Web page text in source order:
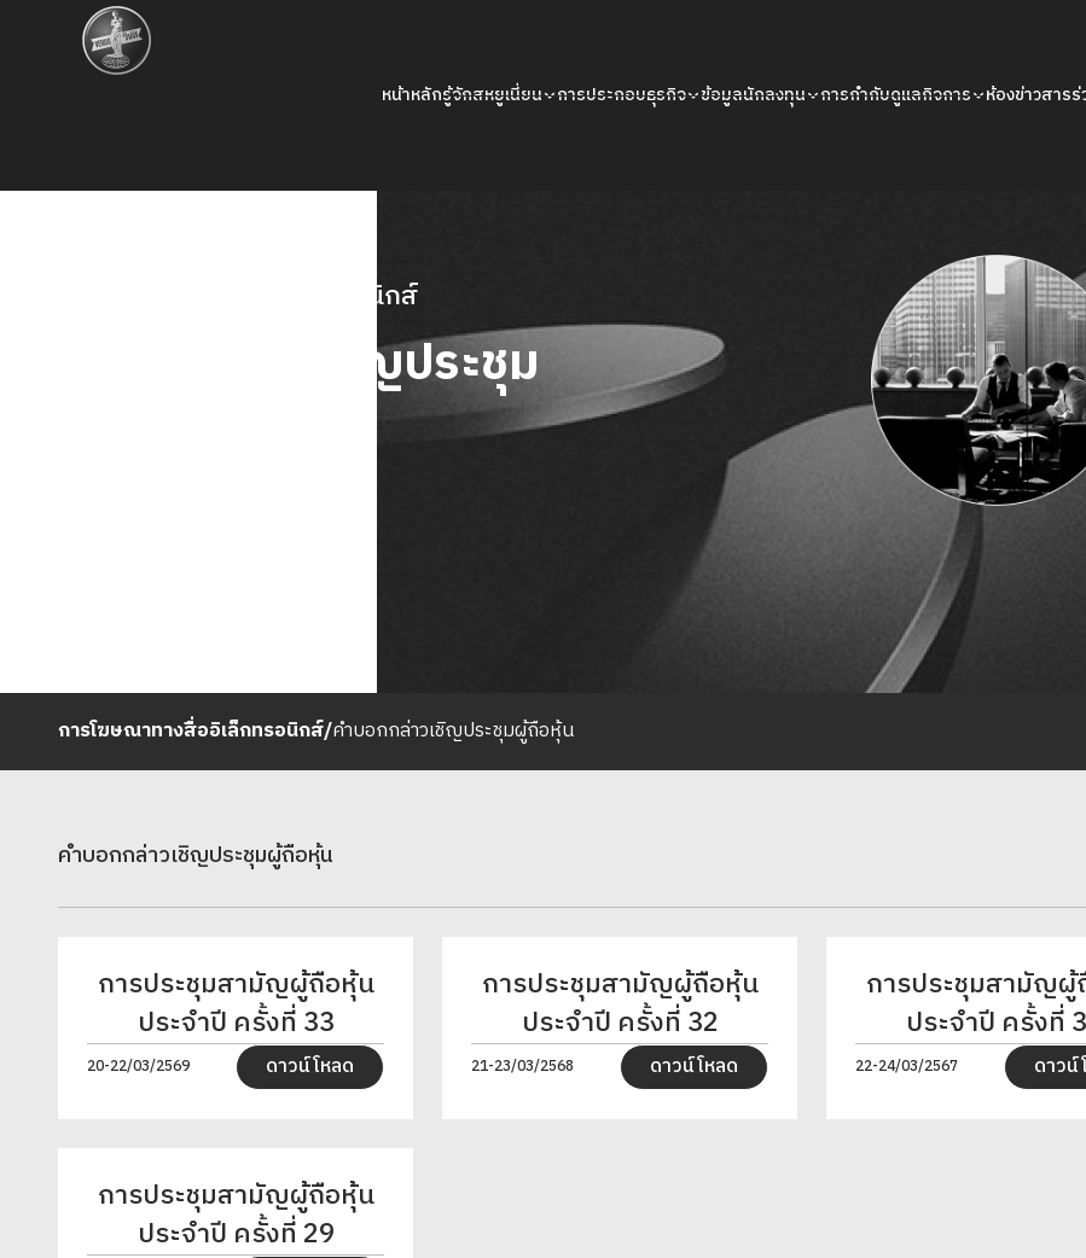
หน้าหลักรู้จักสหยูเนี่ยน การประกอบธุรกิจ ข้อมูลนักลงทุน การกำกับดูแลกิจการ ห้องข่าวสาร
การโฆษณาทางสื่ออิเล็กทรอนิกส์
คำบอกกล่าวเชิญประชุม
การโฆษณาทางสื่ออิเล็กทรอนิกส์/คำบอกกล่าวเชิญประชุมผู้ถือหุ้น
คำบอกกล่าวเชิญประชุมผู้ถือหุ้น
การประชุมสามัญผู้ถือหุ้น
ประจำปี ครั้งที่ 33
20-22/03/2569 ดาวน์โหลด
การประชุมสามัญผู้ถือหุ้น
ประจำปี ครั้งที่ 32
21-23/03/2568 ดาวน์โหลด
การประชุมสามัญ
ประจำปี ครั้งที่
22-24/03/2567 ดาวน์
การประชุมสามัญผู้ถือหุ้น
ประจำปี ครั้งที่ 29